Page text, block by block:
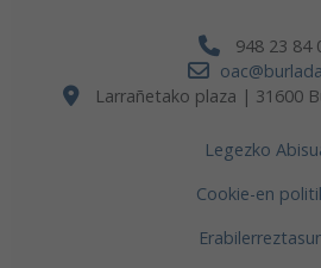
948 23 84
Larrañetako plaza | 31600
Legezko
Cookie-en